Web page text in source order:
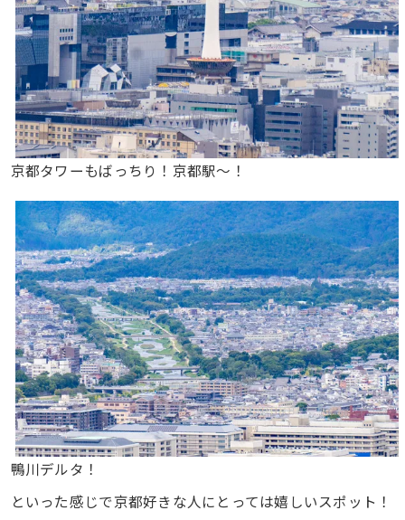
京都タワーもばっちり！京都駅〜！
鴨川デルタ！
といった感じで京都好きな人にとっては嬉しいスポット！